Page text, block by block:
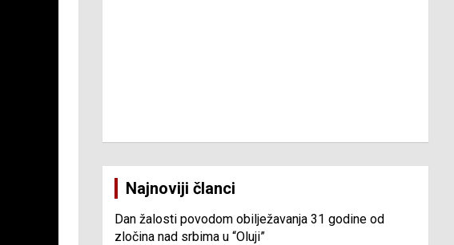
Najnoviji članci
Dan žalosti povodom obilježavanja 31 godine od
zločina nad srbima u “Oluji”